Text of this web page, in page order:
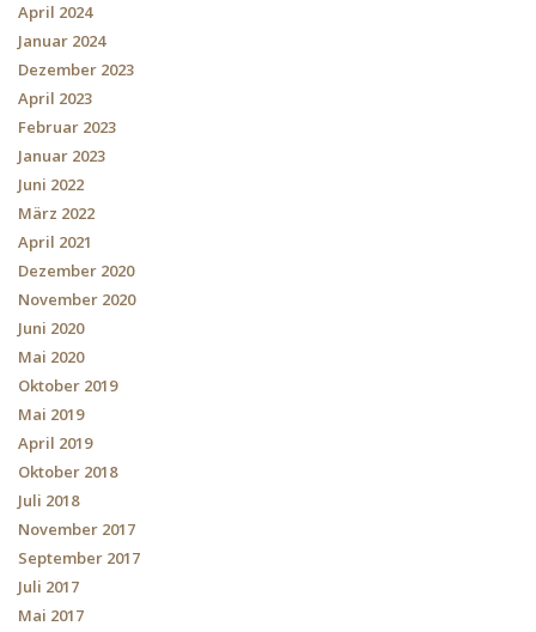
April 2024
Januar 2024
Dezember 2023
April 2023
Februar 2023
Januar 2023
Juni 2022
März 2022
April 2021
Dezember 2020
November 2020
Juni 2020
Mai 2020
Oktober 2019
Mai 2019
April 2019
Oktober 2018
Juli 2018
November 2017
September 2017
Juli 2017
Mai 2017